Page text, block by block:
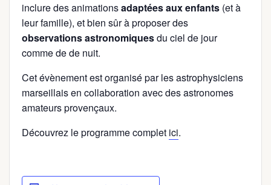
inclure des animationsadaptées aux enfants (et à
leur famille), et bien sûr à proposer des
observations astronomiquesdu ciel de jour
comme de de nuit.
Cet évènement est organisé par les astrophysiciens
marseillais en collaboration avec des astronomes
amateurs provençaux.
Découvrez le programme complet ici.